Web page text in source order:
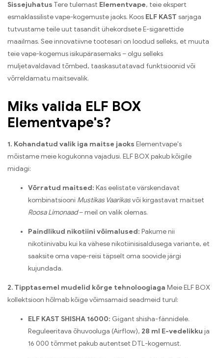
Sissejuhatus Tere tulemast Elementvape, teie ekspert
esmaklassiliste vape-kogemuste jaoks. Koos ELF KAST sarjaga
tutvustame teile uut tasandit ühekordsete E-sigarettide
maailmas. See innovatiivne tootesari on loodud selleks, et muuta
teie vape-kogemus isikupärasemaks – olgu selleks
muljetavaldavad tõmbed, taaskasutatavad funktsioonid või
võrreldamatu maitsevalik.
Miks valida ELF BOX
Elementvape's?
1. Kohandatud valik iga maitse jaoks Elementvape's
mõistame meie kogukonna vajadusi. ELF BOX pakub kõigile
midagi:
Võrratud maitsed: Kas eelistate värskendavat
kombinatsiooni Mustikas Vaarikasvõi kirgastavat maitset
Roosa Limonaad– meil on valik olemas.
Paindlikud nikotiini võimalused: Pakume nii
nikotiinivabu kui ka vähese nikotiinisisaldusega variante, et
saaksite oma vape-reisi täpselt oma soovide järgi
kujundada.
2. Tipptasemel mudelid kõrge tehnoloogiaga Meie ELF BOX
kollektsioon hõlmab kõige võimsamaid seadmeid turul:
ELF KAST SHISHA 16000: Gigant shisha-fännidele.
Reguleeritava õhuvooluga (Airflow), 28 ml E-vedelikku ja
16 000 tõmmet pakub autentset DTL-kogemust.